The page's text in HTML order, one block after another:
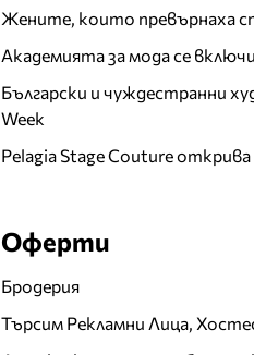
Жените, които превърнаха
Академията за мода се
Български и чуждестранни
Week
Pelagia Stage Couture
Оферти
Бродерия
Търсим Рекламни Лица,